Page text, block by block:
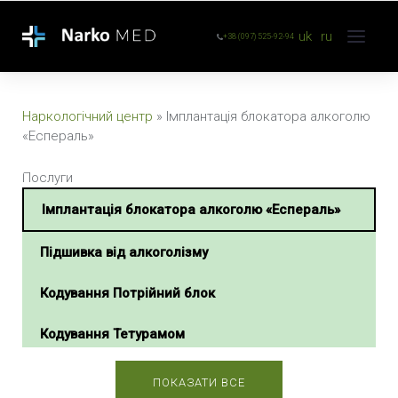
+38 (097) 525-92-94 uk ru
Наркологічний центр » Імплантація блокатора алкоголю
«Еспераль»
Послуги
Імплантація блокатора алкоголю «Еспераль»
Підшивка від алкоголізму
Кодування Потрійний блок
Кодування Тетурамом
Кодування ТетлонгомПОКАЗАТИ ВСЕ